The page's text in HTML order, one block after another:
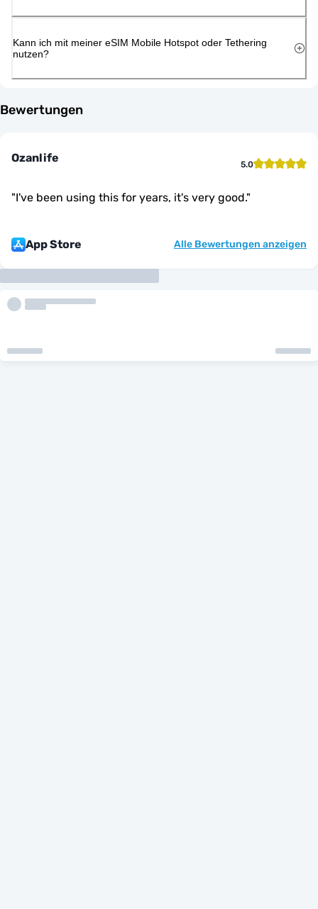
Kann ich mit meiner eSIM Mobile Hotspot oder Tethering
nutzen?
Bewertungen
Ozanlife 5.0
"I've been using this for years, it's very good."
App Store Alle Bewertungen anzeigen